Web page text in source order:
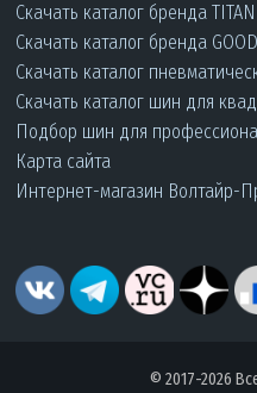
Скачать каталог бренда TITAN
Скачать каталог бренда
Скачать каталог
Скачать каталог шин для
Подбор шин для
Карта сайта
Интернет-магазин Волтайр-
© 2017-2026